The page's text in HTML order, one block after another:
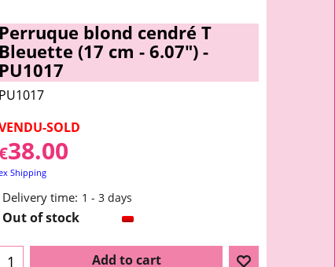
Perruque blond cendré T
Bleuette (17 cm - 6.07") -
PU1017
PU1017
SOLD
38.00
Shipping
Delivery time: 1 - 3 days
Out of stock
Add to cart